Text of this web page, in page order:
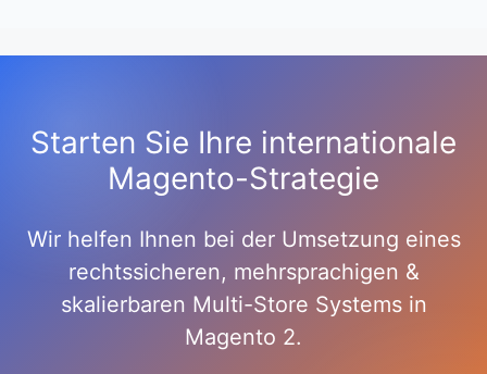
Starten Sie Ihre internationale
Magento-Strategie
Wir helfen Ihnen bei der Umsetzung eines
rechtssicheren, mehrsprachigen &
skalierbaren Multi-Store Systems in
Magento 2.